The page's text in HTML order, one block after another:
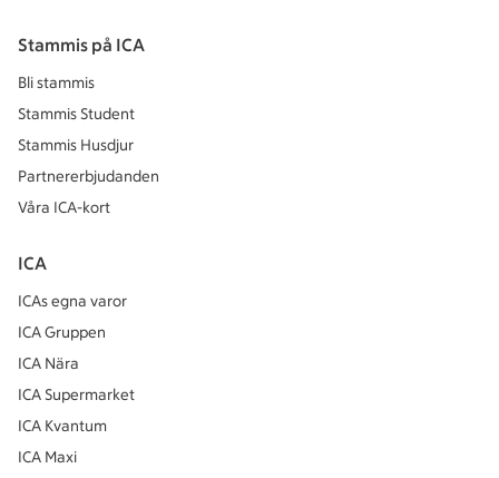
Stammis på ICA
Bli stammis
Stammis Student
Stammis Husdjur
Partnererbjudanden
Våra ICA-kort
ICA
ICAs egna varor
ICA Gruppen
ICA Nära
ICA Supermarket
ICA Kvantum
ICA Maxi